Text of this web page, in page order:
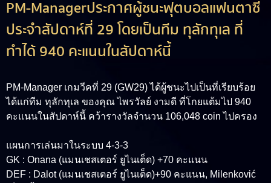
PM-Managerประกาศผู้ชนะฟุตบอลแฟนตาซี
ประจำสัปดาห์ที่ 29 โดยเป็นทีม ทุลักทุเล ที่
ทำได้ 940 คะแนนในสัปดาห์นี้
PM-Manager เกมวีคที่ 29 (GW29) ได้ผู้ชนะไปเป็นที่เรียบร้อย
ได้แก่ทีม ทุลักทุเล ของคุณ ไพรวัลย์ งามดี ที่โกยแต้มไป 940
คะแนนในสัปดาห์นี้ คว้ารางวัลจำนวน 106,048 coin ไปครอง
แผนการเล่นมาในระบบ 4-3-3
GK : Onana (แมนเชสเตอร์ ยูไนเต็ด) +70 คะแนน
DEF : Dalot (แมนเชสเตอร์ ยูไนเต็ด)+90 คะแนน, Milenković